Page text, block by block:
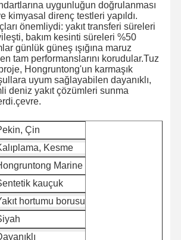
Bize Ulaşın Haberler Davalar
Teklif Alın
Borusu
borusu
uygunluğun doğrulanması
kimyasal direnç testleri yapıldı.
önemliydi: yakıt transferi süreleri
bakım kesinti süreleri %50
günlük güneş ışığına maruz
tam performanslarını korudular.Tuz
Hongruntong'un karmaşık
uyum sağlayabilen dayanıklı,
deniz yakıt çözümleri sunma
çevre.
Çin
Kesme
Marine
kauçuk
hortumu borusu